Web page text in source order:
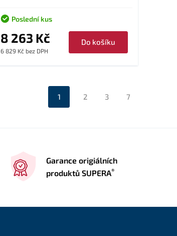
Poslední kus
8 263 Kč
6 829 Kč bez DPH
Do košíku
1 2 3 7
Garance origiálních
produktů SUPERA®